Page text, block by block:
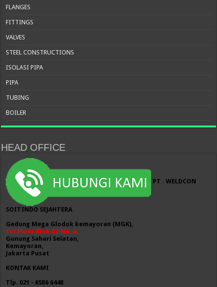
FLANGES
FITTINGS
VALVES
STEEL CONSTRUCTIONS
ISOLASI PIPA
PIPA
TUBING
BOILER
HEAD OFFICE
PT . WELDCON
SOITINDO SEJAHTERA
Gedung Mega Glodok kemayoran (MGK),
1st Floor Blok D2 No. 6,
Gunung Sahari Selatan,
Kemayoran,
Jakarta Pusat
KONTAK KAMI
Tlp. 021 - 6586 6448